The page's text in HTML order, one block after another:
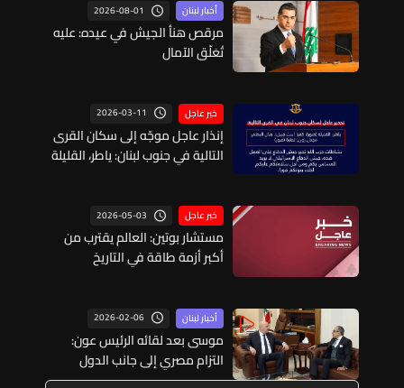
أخبار لبنان 2026-08-01
مرقص هنأ الجيش في عيده: عليه
تُعَلّق الآمال
خبر عاجل 2026-03-11
إنذار عاجل موجّه إلى سكان القرى
التالية في جنوب لبنان: ياطر، القليلة
والحنية (قضاء صور)
خبر عاجل 2026-05-03
مستشار بوتين: العالم يقترب من
أكبر أزمة طاقة في التاريخ
أخبار لبنان 2026-02-06
موسى بعد لقائه الرئيس عون:
التزام مصري إلى جانب الدول
الخمس بانجاح مؤتمر دعم الجيش